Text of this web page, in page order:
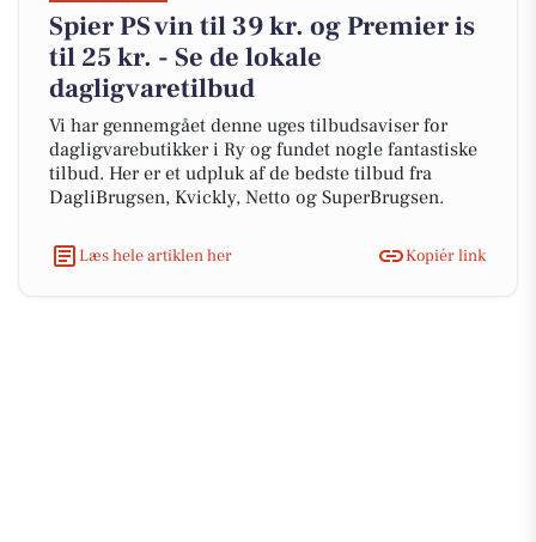
Spier PS vin til 39 kr. og Premier is
til 25 kr. - Se de lokale
dagligvaretilbud
Vi har gennemgået denne uges tilbudsaviser for
dagligvarebutikker i Ry og fundet nogle fantastiske
tilbud. Her er et udpluk af de bedste tilbud fra
DagliBrugsen, Kvickly, Netto og SuperBrugsen.
Læs hele artiklen her Kopiér link